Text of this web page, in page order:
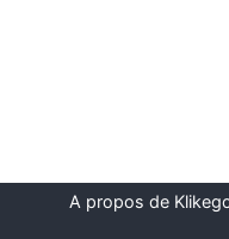
A propos de